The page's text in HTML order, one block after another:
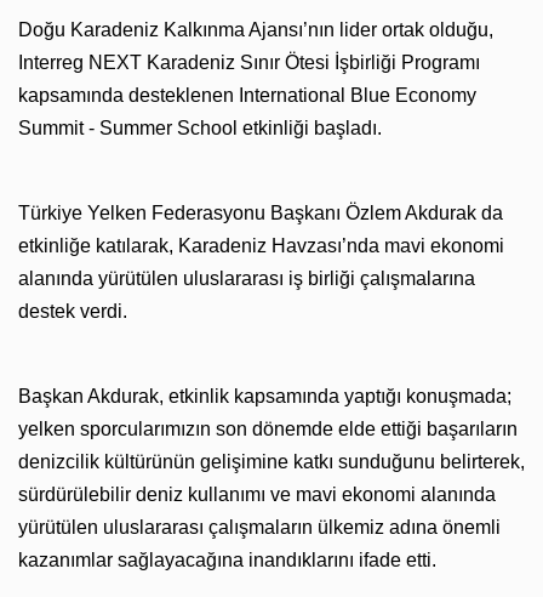
Doğu Karadeniz Kalkınma Ajansı’nın lider ortak olduğu,
Interreg NEXT Karadeniz Sınır Ötesi İşbirliği Programı
kapsamında desteklenen International Blue Economy
Summit - Summer School etkinliği başladı.
Türkiye Yelken Federasyonu Başkanı Özlem Akdurak da
etkinliğe katılarak, Karadeniz Havzası’nda mavi ekonomi
alanında yürütülen uluslararası iş birliği çalışmalarına
destek verdi.
Başkan Akdurak, etkinlik kapsamında yaptığı konuşmada;
yelken sporcularımızın son dönemde elde ettiği başarıların
denizcilik kültürünün gelişimine katkı sunduğunu belirterek,
sürdürülebilir deniz kullanımı ve mavi ekonomi alanında
yürütülen uluslararası çalışmaların ülkemiz adına önemli
kazanımlar sağlayacağına inandıklarını ifade etti.